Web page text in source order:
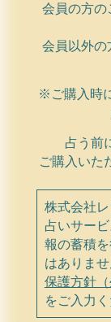
会員の方の
会員以外の
※ご購入時
占う前
ご購入いた
株式会社
占いサー
報の蓄積
はありま
保護方針（
をご入力く